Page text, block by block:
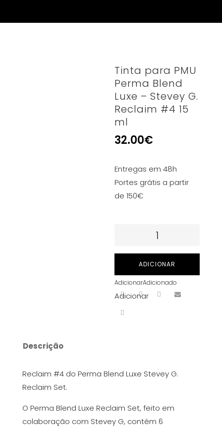
Tinta para PMU
Perma Blend
Luxe – Stevey G.
Reclaim #4 15
ml
32.00€
Entregas em 48h
Portes grátis a partir
de 150€
Quantidade
PMU
Perma
Blend
Reclaim
15
ml
ADICIONAR
AdicionarAdicionado
Adicionar
Descrição
Reclaim #4 do Perma Blend Luxe Stevey G.
Reclaim Set.
O Perma Blend Luxe Reclaim Set, feito em
colaboração com Stevey G, contém 6